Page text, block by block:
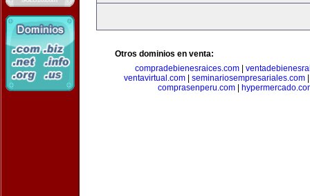
Otros dominios en venta:
compradebienesraices.com
ventavirtual.com
seminariosempresariales.com
comprasenperu.com|